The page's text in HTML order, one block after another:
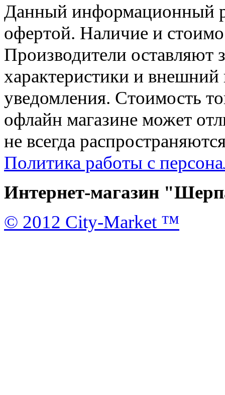
Данный информационный
офертой. Наличие и
Производители оставляют
характеристики и внешний
уведомления. Стоимость
офлайн магазине может
не всегда
Политика работы с
Интернет-магазин
© 2012 City-Market ™